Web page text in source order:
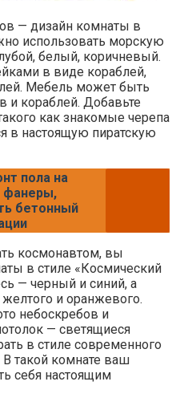
— дизайн комнаты в
использовать морскую
белый, коричневый.
в виде кораблей,
Мебель может быть
и кораблей. Добавьте
как знакомые черепа
в настоящую пиратскую
пола на
фанеры,
бетонный
космонавтом, вы
в стиле «Космический
— черный и синий, а
и оранжевого.
небоскребов и
— светящиеся
в стиле современного
В такой комнате ваш
себя настоящим